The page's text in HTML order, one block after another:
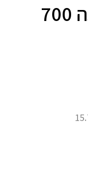
מארז וודקה בלוגה 700